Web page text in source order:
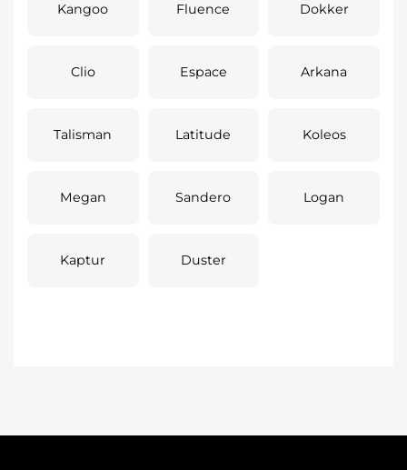
Kangoo Fluence Dokker
Clio Espace Arkana
Talisman Latitude Koleos
Megan Sandero Logan
Kaptur Duster